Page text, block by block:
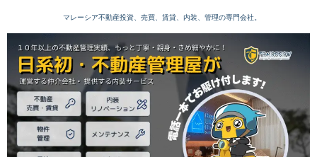
マレーシア不動産投資、売買、賃貸、内装、管理の専門会社。